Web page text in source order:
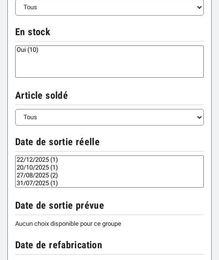
En stock
Article soldé
Date de sortie réelle
Date de sortie prévue
Aucun choix disponible pour ce groupe
Date de refabrication